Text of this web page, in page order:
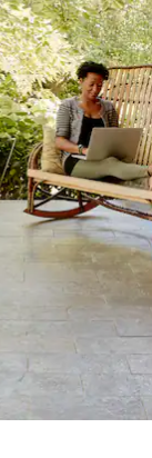
prema